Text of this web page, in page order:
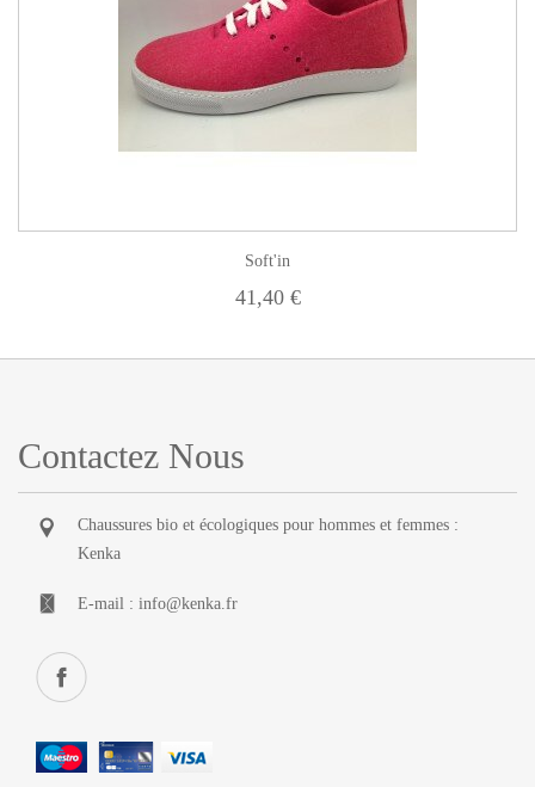
Soft'in
41,40 €
Contactez Nous
Chaussures bio et écologiques pour hommes et femmes :
Kenka
E-mail : info@kenka.fr